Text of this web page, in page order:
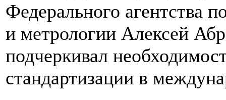
Федерального агентства
и метрологии Алексей
подчеркивал
стандартизации в